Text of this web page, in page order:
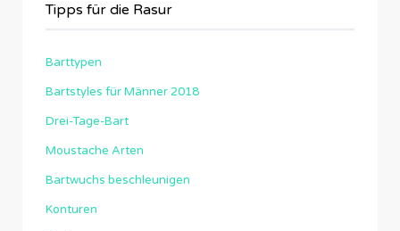
Tipps für die Rasur
Barttypen
Bartstyles für Männer 2018
Drei-Tage-Bart
Moustache Arten
Bartwuchs beschleunigen
Konturen